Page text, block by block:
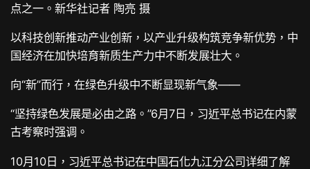
点之一。新华社记者 陶亮 摄
以科技创新推动产业创新，以产业升级构筑竞争新优势，中
国经济在加快培育新质生产力中不断发展壮大。
向“新”而行，在绿色升级中不断显现新气象——
“坚持绿色发展是必由之路。”6月7日，习近平总书记在内蒙
古考察时强调。
10月10日，习近平总书记在中国石化九江分公司详细了解